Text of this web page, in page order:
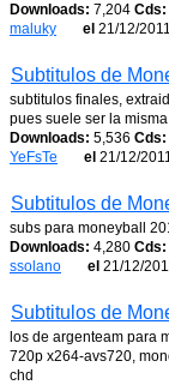
Downloads: 7,204 Cds:
maluky
el 21/12/2011
Subtitulos de
subtitulos finales,
pues suele ser la
Downloads: 5,536 Cds:
YeFsTe
el 21/12/
Subtitulos de
subs para moneyball
Downloads: 4,280 Cds:
ssolano
el 21/12/
Subtitulos de
los de argenteam para
720p x264-avs720,
chd